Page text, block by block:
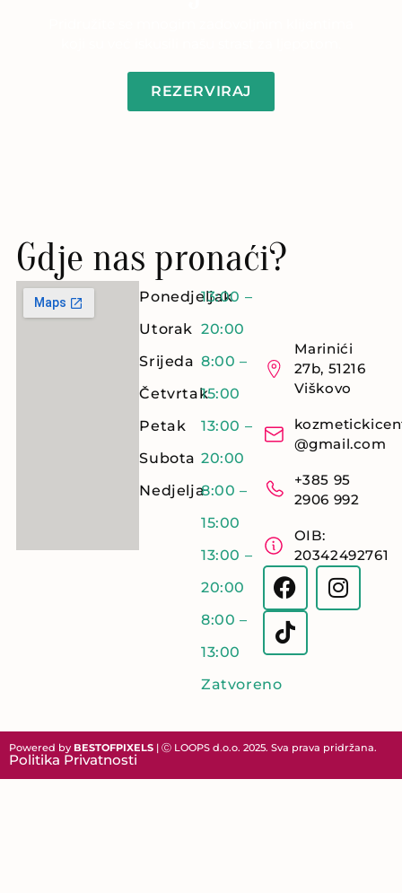
REZERVIRAJ
Gdje nas pronaći?
Ponedjeljak
Utorak
Srijeda
Četvrtak
Petak
Subota
Nedjelja
13:00 –
20:00
8:00 –
15:00
13:00 –
20:00
8:00 –
15:00
13:00 –
20:00
8:00 –
13:00
Zatvoreno
Marinići
27b, 51216
Viškovo
@gmail.com
+385 95
2906 992
OIB:
20342492761
Powered by BESTOFPIXELS | Ⓒ LOOPS d.o.o. 2025. Sva prava pridržana.
Politika Privatnosti